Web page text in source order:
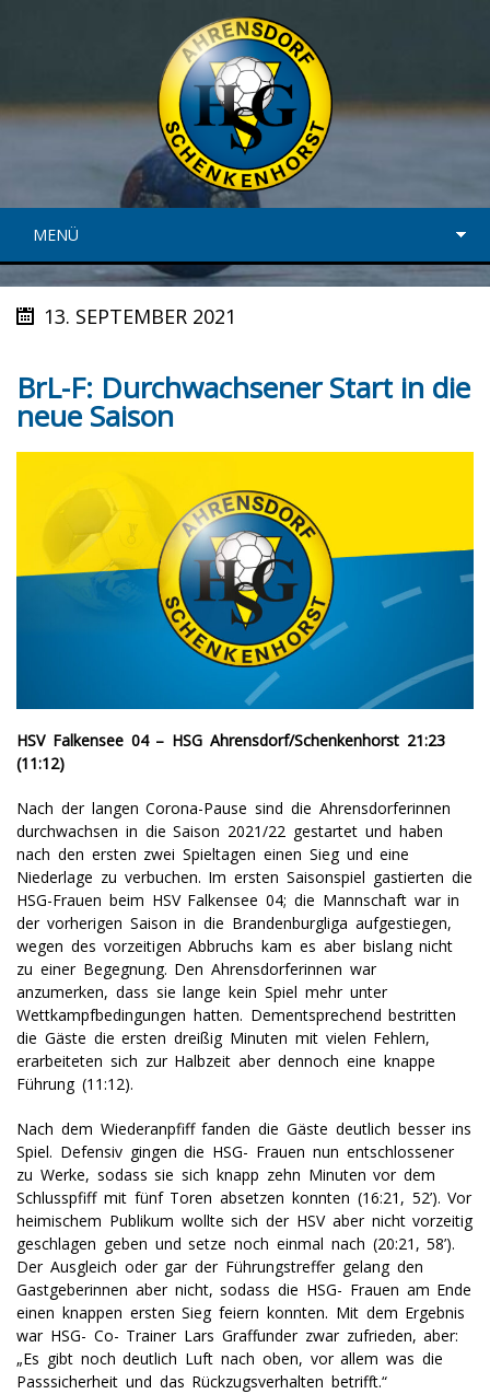
MENÜ
13. SEPTEMBER 2021
BrL-F: Durchwachsener Start in die
neue Saison
HSV Falkensee 04 – HSG Ahrensdorf/Schenkenhorst 21:23
(11:12)
Nach der langen Corona-Pause sind die Ahrensdorferinnen
durchwachsen in die Saison 2021/22 gestartet und haben
nach den ersten zwei Spieltagen einen Sieg und eine
Niederlage zu verbuchen. Im ersten Saisonspiel gastierten die
HSG-Frauen beim HSV Falkensee 04; die Mannschaft war in
der vorherigen Saison in die Brandenburgliga aufgestiegen,
wegen des vorzeitigen Abbruchs kam es aber bislang nicht
zu einer Begegnung. Den Ahrensdorferinnen war
anzumerken, dass sie lange kein Spiel mehr unter
Wettkampfbedingungen hatten. Dementsprechend bestritten
die Gäste die ersten dreißig Minuten mit vielen Fehlern,
erarbeiteten sich zur Halbzeit aber dennoch eine knappe
Führung (11:12).
Nach dem Wiederanpfiff fanden die Gäste deutlich besser ins
Spiel. Defensiv gingen die HSG- Frauen nun entschlossener
zu Werke, sodass sie sich knapp zehn Minuten vor dem
Schlusspfiff mit fünf Toren absetzen konnten (16:21, 52’). Vor
heimischem Publikum wollte sich der HSV aber nicht vorzeitig
geschlagen geben und setze noch einmal nach (20:21, 58’).
Der Ausgleich oder gar der Führungstreffer gelang den
Gastgeberinnen aber nicht, sodass die HSG- Frauen am Ende
einen knappen ersten Sieg feiern konnten. Mit dem Ergebnis
war HSG- Co- Trainer Lars Graffunder zwar zufrieden, aber:
„Es gibt noch deutlich Luft nach oben, vor allem was die
Passsicherheit und das Rückzugsverhalten betrifft.“